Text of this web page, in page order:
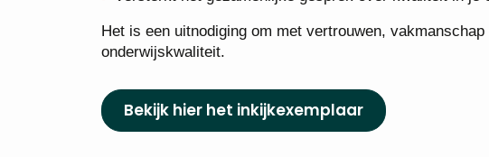
Het is een uitnodiging om met vertrouwen,
onderwijskwaliteit.
Bekijk hier het inkijkexemplaar